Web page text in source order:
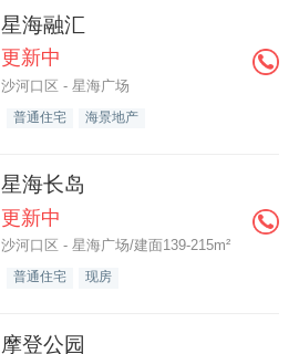
星海融汇
更新中
沙河口区 - 星海广场
普通住宅 海景地产
星海长岛
更新中
沙河口区 - 星海广场/建面139-215m²
普通住宅 现房
摩登公园